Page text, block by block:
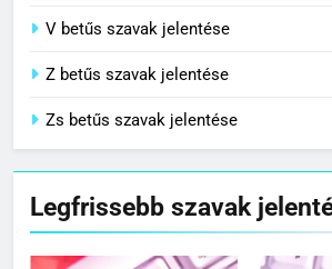
V betűs szavak jelentése
Z betűs szavak jelentése
Zs betűs szavak jelentése
Legfrissebb szavak